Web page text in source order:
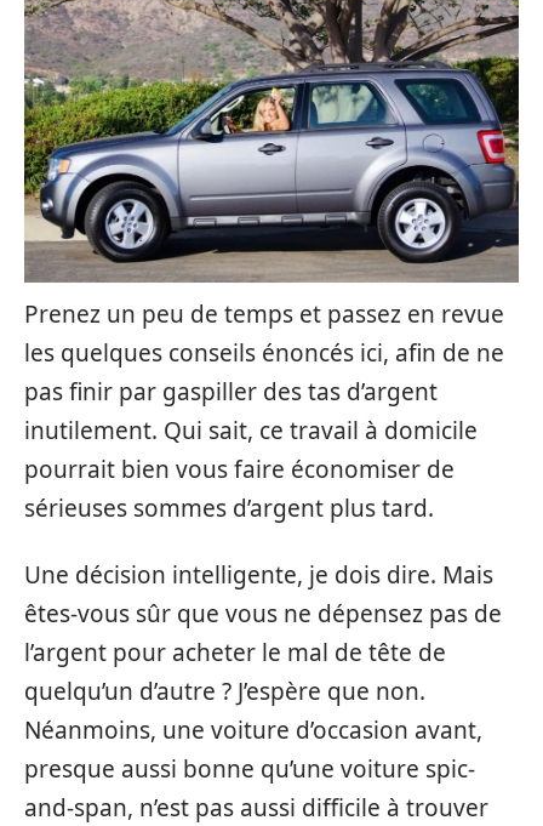
Prenez un peu de temps et passez en revue
les quelques conseils énoncés ici, afin de ne
pas finir par gaspiller des tas d’argent
inutilement. Qui sait, ce travail à domicile
pourrait bien vous faire économiser de
sérieuses sommes d’argent plus tard.
Une décision intelligente, je dois dire. Mais
êtes-vous sûr que vous ne dépensez pas de
l’argent pour acheter le mal de tête de
quelqu’un d’autre ? J’espère que non.
Néanmoins, une voiture d’occasion avant,
presque aussi bonne qu’une voiture spic-
and-span, n’est pas aussi difficile à trouver